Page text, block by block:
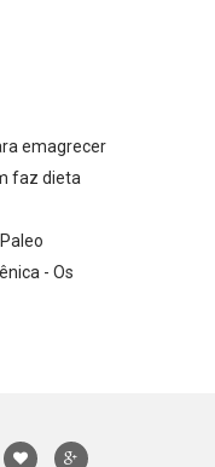
emagrecer
faz dieta
- Os